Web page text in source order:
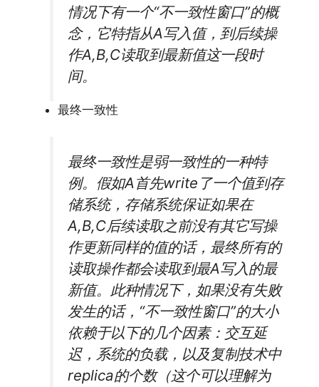
情况下有一个“不一致性窗口”的概
念，它特指从A写入值，到后续操
作A,B,C读取到最新值这一段时
间。
最终一致性
最终一致性是弱一致性的一种特
例。假如A首先write了一个值到存
储系统，存储系统保证如果在
A,B,C后续读取之前没有其它写操
作更新同样的值的话，最终所有的
读取操作都会读取到最A写入的最
新值。此种情况下，如果没有失败
发生的话，“不一致性窗口”的大小
依赖于以下的几个因素：交互延
迟，系统的负载，以及复制技术中
replica的个数（这个可以理解为